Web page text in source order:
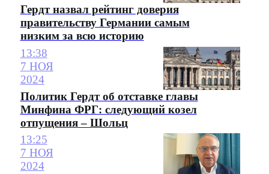
Гердт назвал рейтинг доверия
правительству Германии самым
низким за всю историю
13:38
7 НОЯ
2024
Политик Гердт об отставке главы
Минфина ФРГ: следующий козел
отпущения – Шольц
13:25
7 НОЯ
2024